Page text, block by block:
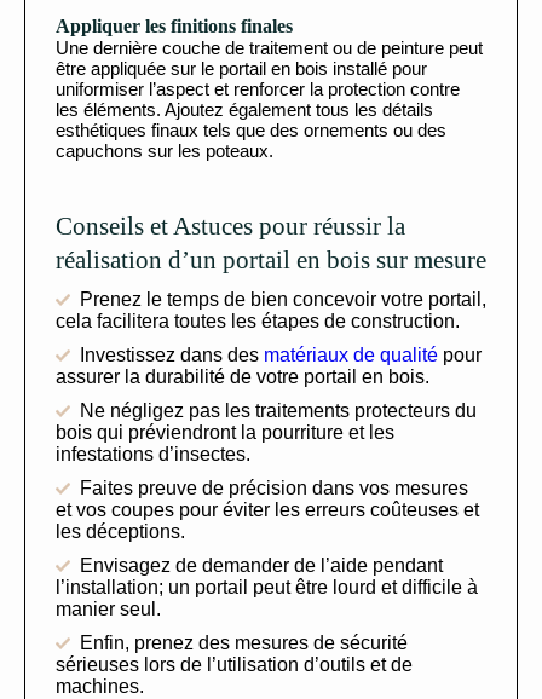
Appliquer les finitions finales
Une dernière couche de traitement ou de peinture peut
être appliquée sur le portail en bois installé pour
uniformiser l’aspect et renforcer la protection contre
les éléments. Ajoutez également tous les détails
esthétiques finaux tels que des ornements ou des
capuchons sur les poteaux.
Conseils et Astuces pour réussir la
réalisation d’un portail en bois sur mesure
Prenez le temps de bien concevoir votre portail,
cela facilitera toutes les étapes de construction.
Investissez dans des matériaux de qualité pour
assurer la durabilité de votre portail en bois.
Ne négligez pas les traitements protecteurs du
bois qui préviendront la pourriture et les
infestations d’insectes.
Faites preuve de précision dans vos mesures
et vos coupes pour éviter les erreurs coûteuses et
les déceptions.
Envisagez de demander de l’aide pendant
l’installation; un portail peut être lourd et difficile à
manier seul.
Enfin, prenez des mesures de sécurité
sérieuses lors de l’utilisation d’outils et de
machines.